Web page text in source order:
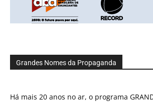
Grandes Nomes da Propaganda
Há mais 20 anos no ar, o programa